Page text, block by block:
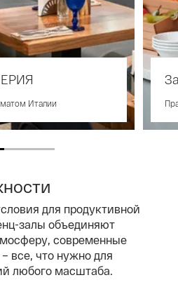
Италии
для продуктивной
залы объединяют
современные
все, что нужно для
любого масштаба.